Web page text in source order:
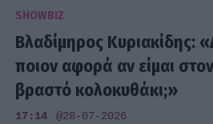
SHOWBIZ
Βλαδίμηρος Κυριακίδης:
ποιον αφορά αν είμαι
βραστό κολοκυθάκι;»
17:14 @28-07-2026